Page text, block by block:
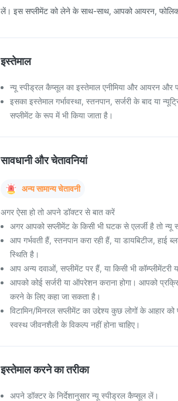
लें। इस सप्लीमेंट को लेने के साथ-साथ, आपको आयरन, फोलिक
इस्तेमाल
न्यू स्पीड्रल कैप्सूल का इस्तेमाल एनीमिया और आयरन और
इसका इस्तेमाल गर्भावस्था, स्तनपान, सर्जरी के बाद या
सप्लीमेंट के रूप में भी किया जाता है।
सावधानी और चेतावनियां
अन्य सामान्य चेतावनी
अगर ऐसा हो तो अपने डॉक्टर से बात करें
अगर आपको सप्लीमेंट के किसी भी घटक से एलर्जी है तो
आप गर्भवती हैं, स्तनपान करा रही हैं, या डायबिटीज,
स्थिति है।
आप अन्य दवाओं, सप्लीमेंट पर हैं, या किसी भी कॉम्प्लीमेंटरी
आपको कोई सर्जरी या ऑपरेशन कराना होगा। आपको
करने के लिए कहा जा सकता है।
विटामिन/मिनरल सप्लीमेंट का उद्देश्य कुछ लोगों के आहार
स्वस्थ जीवनशैली के विकल्प नहीं होना चाहिए।
इस्तेमाल करने का तरीका
अपने डॉक्टर के निर्देशानुसार न्यू स्पीड्रल कैप्सूल लें।